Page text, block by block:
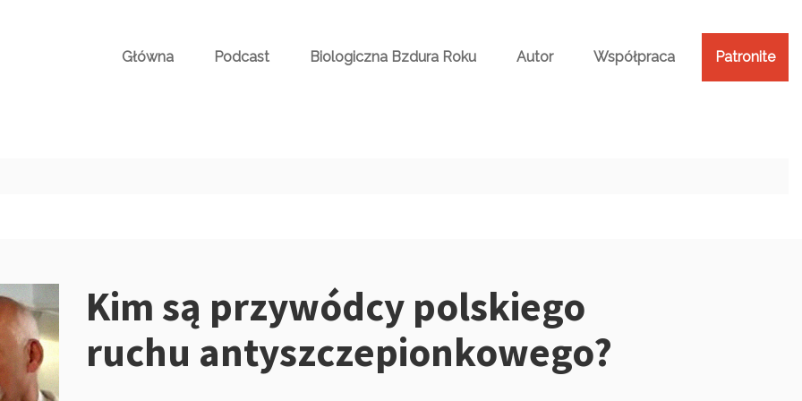
Główna Podcast Biologiczna Bzdura Roku Autor Współpraca Patronite
Kim są przywódcy polskiego
ruchu antyszczepionkowego?